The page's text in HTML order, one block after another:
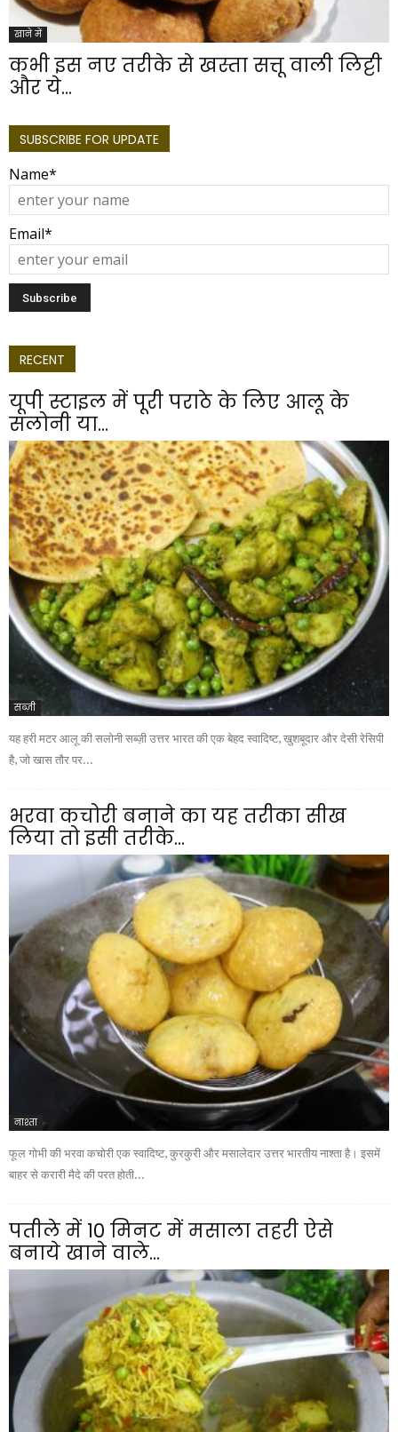
खाने में
कभी इस नए तरीके से खस्ता सत्तू वाली लिट्टी
और ये...
SUBSCRIBE FOR UPDATE
Name*
Email*
RECENT
यूपी स्टाइल में पूरी पराठे के लिए आलू के
सलोनी या...
सब्ज़ी
यह हरी मटर आलू की सलोनी सब्ज़ी उत्तर भारत की एक बेहद स्वादिष्ट, खुशबूदार और देसी रेसिपी
है, जो खास तौर पर...
भरवा कचोरी बनाने का यह तरीका सीख
लिया तो इसी तरीके...
नाश्ता
फूल गोभी की भरवा कचोरी एक स्वादिष्ट, कुरकुरी और मसालेदार उत्तर भारतीय नाश्ता है। इसमें
बाहर से करारी मैदे की परत होती...
पतीले में 10 मिनट में मसाला तहरी ऐसे
बनाये खाने वाले...